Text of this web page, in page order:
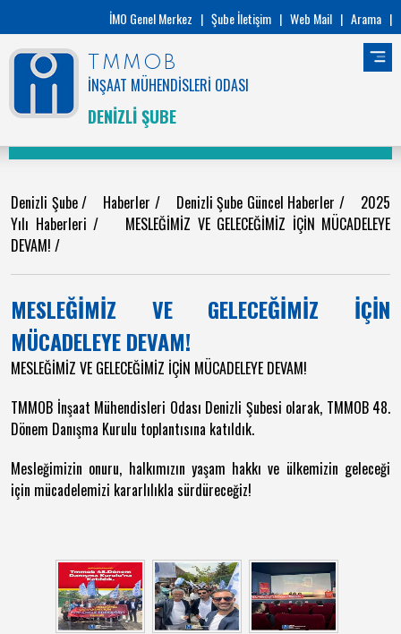
İMO Genel Merkez | Şube İletişim | Web Mail | Arama |
TMMOB
İNŞAAT MÜHENDİSLERİ ODASI
DENİZLİ ŞUBE
Denizli Şube/ Haberler / Denizli Şube Güncel Haberler / 2025
Yılı Haberleri / MESLEĞİMİZ VE GELECEĞİMİZ İÇİN MÜCADELEYE
DEVAM! /
MESLEĞİMİZ VE GELECEĞİMİZ İÇİN
MÜCADELEYE DEVAM!
MESLEĞİMİZ VE GELECEĞİMİZ İÇİN MÜCADELEYE DEVAM!
TMMOB İnşaat Mühendisleri Odası Denizli Şubesi olarak, TMMOB 48.
Dönem Danışma Kurulu toplantısına katıldık.
Mesleğimizin onuru, halkımızın yaşam hakkı ve ülkemizin geleceği
için mücadelemizi kararlılıkla sürdüreceğiz!